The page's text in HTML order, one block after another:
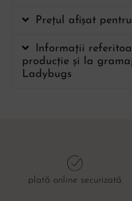
Prețul afișat
Informații
producție și la
Ladybugs
plată online securizată